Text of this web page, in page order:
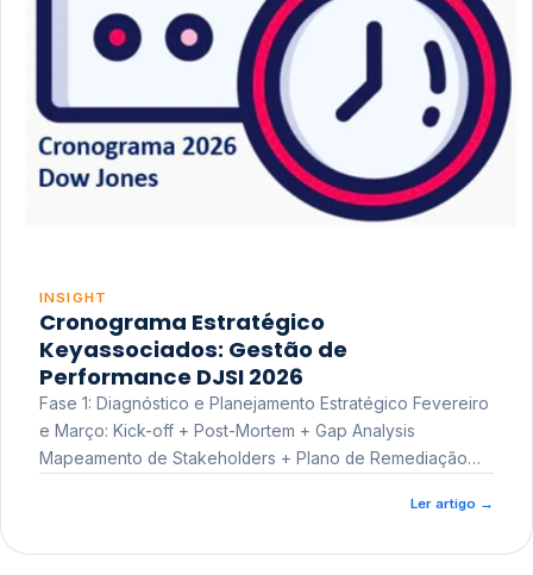
INSIGHT
Cronograma Estratégico
Keyassociados: Gestão de
Performance DJSI 2026
Fase 1: Diagnóstico e Planejamento Estratégico Fevereiro
e Março: Kick-off + Post-Mortem + Gap Analysis
Mapeamento de Stakeholders + Plano de Remediação
Ler artigo →